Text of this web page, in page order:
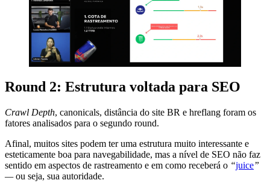
Round 2: Estrutura voltada para SEO
Crawl Depth, canonicals, distância do site BR e hreflang foram os
fatores analisados para o segundo round.
Afinal, muitos sites podem ter uma estrutura muito interessante e
esteticamente boa para navegabilidade, mas a nível de SEO não faz
sentido em aspectos de rastreamento e em como receberá o “juice”
—ou seja, sua autoridade.